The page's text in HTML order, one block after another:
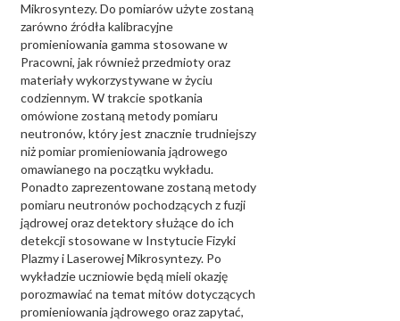
Mikrosyntezy. Do pomiarów użyte zostaną
zarówno źródła kalibracyjne
promieniowania gamma stosowane w
Pracowni, jak również przedmioty oraz
materiały wykorzystywane w życiu
codziennym. W trakcie spotkania
omówione zostaną metody pomiaru
neutronów, który jest znacznie trudniejszy
niż pomiar promieniowania jądrowego
omawianego na początku wykładu.
Ponadto zaprezentowane zostaną metody
pomiaru neutronów pochodzących z fuzji
jądrowej oraz detektory służące do ich
detekcji stosowane w Instytucie Fizyki
Plazmy i Laserowej Mikrosyntezy. Po
wykładzie uczniowie będą mieli okazję
porozmawiać na temat mitów dotyczących
promieniowania jądrowego oraz zapytać,